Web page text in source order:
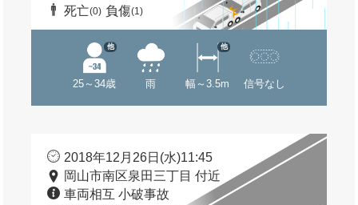
死亡(0) 負傷(1)
25～34歳
他
雨 幅～3.5m
他
信号なし
2018年12月26日(水)11:45
岡山市南区泉田三丁目 付近
車両相互 小破事故